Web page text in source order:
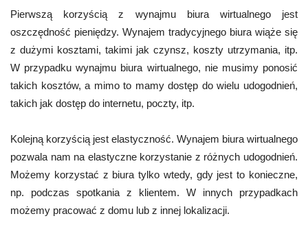
Pierwszą korzyścią z wynajmu biura wirtualnego jest
oszczędność pieniędzy. Wynajem tradycyjnego biura wiąże się
z dużymi kosztami, takimi jak czynsz, koszty utrzymania, itp.
W przypadku wynajmu biura wirtualnego, nie musimy ponosić
takich kosztów, a mimo to mamy dostęp do wielu udogodnień,
takich jak dostęp do internetu, poczty, itp.
Kolejną korzyścią jest elastyczność. Wynajem biura wirtualnego
pozwala nam na elastyczne korzystanie z różnych udogodnień.
Możemy korzystać z biura tylko wtedy, gdy jest to konieczne,
np. podczas spotkania z klientem. W innych przypadkach
możemy pracować z domu lub z innej lokalizacji.